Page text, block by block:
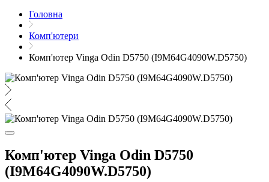
Головна
Комп'ютери
Комп'ютер Vinga Odin D5750 (I9M64G4090W.D5750)
Комп'ютер Vinga Odin D5750
(I9M64G4090W.D5750)